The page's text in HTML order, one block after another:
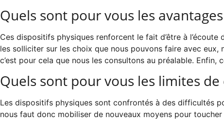
Quels sont pour vous les
Ces dispositifs physiques renforcent le fait d’être à
les solliciter sur les choix que nous pouvons faire avec
c’est pour cela que nous les consultons au préalable.
Quels sont pour vous les limites de
Les dispositifs physiques sont confrontés à des difficultés
nous faut donc mobiliser de nouveaux moyens pour